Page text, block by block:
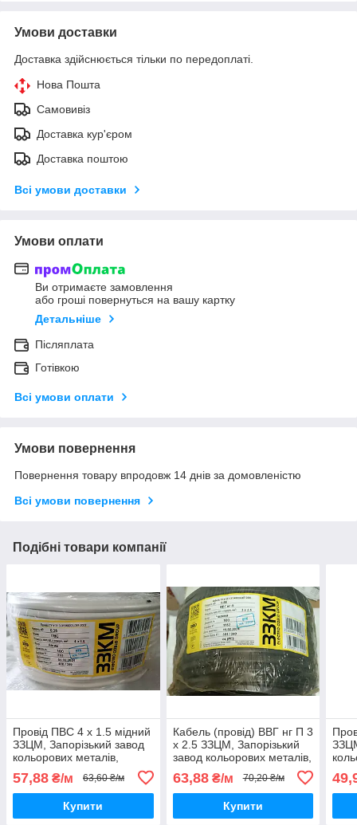
Умови доставки
Доставка здійснюється тільки по передоплаті.
Нова Пошта
Самовивіз
Доставка кур'єром
Доставка поштою
Всі умови доставки
Умови оплати
Ви отримаєте замовлення
або гроші повернуться на вашу картку
Детальніше
Післяплата
Готівкою
Всі умови оплати
Умови повернення
Повернення товару впродовж 14 днів за домовленістю
Всі умови повернення
Подібні товари компанії
Провід ПВС 4 х 1.5 мідний
ЗЗЦМ, Запорізький завод
кольорових металів,
Продаж кратно 5 метрам
57,88 ₴/м 63,60 ₴/м
Купити
Кабель (провід) ВВГ нг П 3
х 2.5 ЗЗЦМ, Запорізький
завод кольорових металів,
силовий мідний, Продаж
кратно 5 метрам
63,88₴/м 70,20 ₴/м
Купити